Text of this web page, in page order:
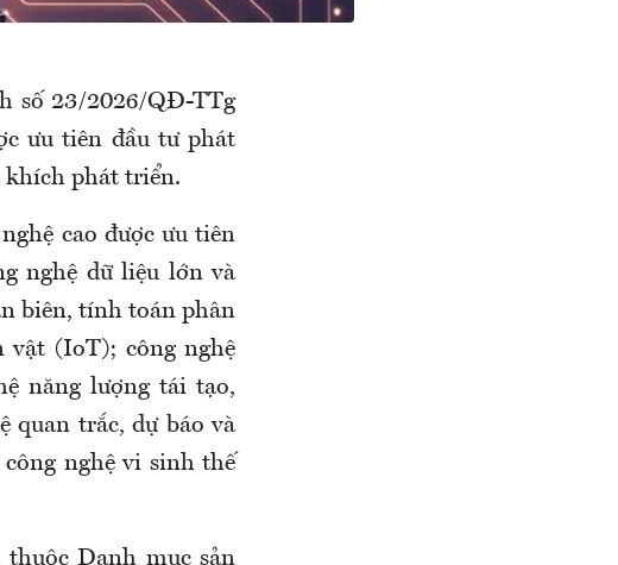
số 23/2026/QĐ-TTg
ưu tiên đầu tư phát
khích phát triển.
cao được ưu tiên
nghệ dữ liệu lớn và
biên, tính toán phân
vật (IoT); công nghệ
năng lượng tái tạo,
quan trắc, dự báo và
nghệ vi sinh thế
thuộc Danh mục sản